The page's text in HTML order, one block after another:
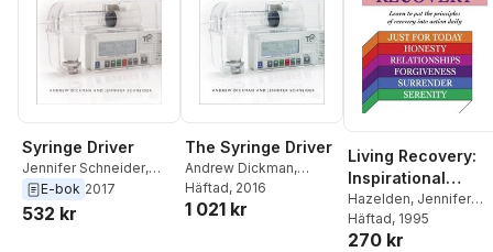
Syringe Driver
Jennifer Schneider,
Andrew Dickman
E-bok 2017
532 kr
The Syringe Driver
Andrew Dickman,
Jennifer Schneider
Häftad, 2016
1 021 kr
Living Recovery:
Inspirational
Moments for 12
Step Living
Hazelden, Jennifer
Schneider
Häftad, 1995
270 kr